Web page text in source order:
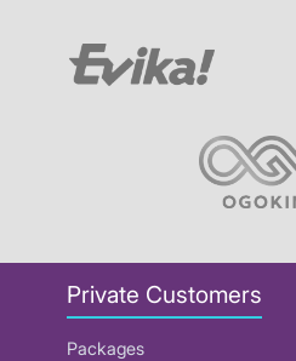
Private Customers
Packages